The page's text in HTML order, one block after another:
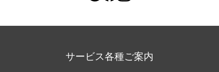
サービス各種ご案内